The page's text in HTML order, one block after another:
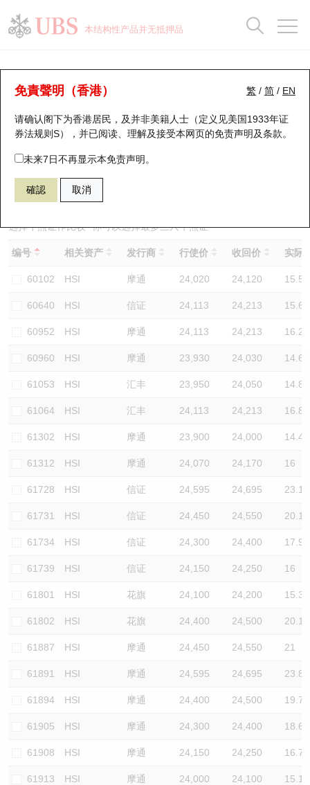
本结构性产品并无抵押品
繁 / 简 / EN
免責聲明（香港）
请确认阁下为香港居民，及并非美籍人士（定义见美国1933年证
券法规则S），并已阅读、理解及接受本网页的免责声明及条款。
未来7日不再显示本免责声明。
確認 取消
牛熊证分析仪
表现 街货统计 比较
67438 瑞银牛证 HSI 恒生指数
选择牛熊证作比较 *你可以选择最多三只牛熊证
编号 相关资产 发行商 行使价 收回价 实际
60102 HSI 摩通 24,020 24,120 15.5
60640 HSI 信证 24,113 24,213 15.6
60952 HSI 摩通 24,113 24,213 16.2
60960 HSI 摩通 23,930 24,030 14.6
61053 HSI 汇丰 23,950 24,050 14.8
61064 HSI 汇丰 24,113 24,213 16.8
61302 HSI 摩通 23,900 24,000 14.4
61312 HSI 摩通 24,070 24,170 16
61728 HSI 信证 24,595 24,695 23.1
61731 HSI 信证 24,450 24,550 20.1
61734 HSI 信证 24,300 24,400 17.9
61739 HSI 信证 24,150 24,250 16
61801 HSI 花旗 24,100 24,200 15.3
61802 HSI 花旗 24,400 24,500 20.1
61887 HSI 摩通 24,450 24,550 21
61891 HSI 摩通 24,595 24,695 23.8
61894 HSI 摩通 24,400 24,500 19.7
61905 HSI 摩通 24,300 24,400 18.6
61908 HSI 摩通 24,150 24,250 16.7
61913 HSI 摩通 24,000 24,100 15.1
瑞银认股证一览
新发行瑞银认股证
即将到期认股证
认股证到期结算价查找
认股证分析仪
认股证速算机
认股证/牛熊证日志
认股证文件及公告
街货统计
比较
牛熊全景快搜
牛熊证搜寻
牛熊证街货分布图
正股牛熊证列表
新发行瑞银牛熊证
已收回牛熊证剩余价值
牛熊证到期结算价查找
牛熊证分析仪
牛熊证文件及公告
牛熊证文件及公告 (瑞信)
街货统计
比较
十大升幅/跌幅
十大认股证成交分布
十天股证占大市成交
资金流
街货统计
三十大平均引伸波幅
正股分析仪
二十大活跃股份
恒指成份股
国指成份股
科指成份股
相关资产沽空
中资ETFs溢价比较
AH 股价对照
ADR
收市竞价变化
持股比重
显示所有持股比重
每月轮证大市专题
轮证专栏
讲座及教育短片
认股证投资者教育
牛熊证投资者教育
认股证牛熊证常问问题